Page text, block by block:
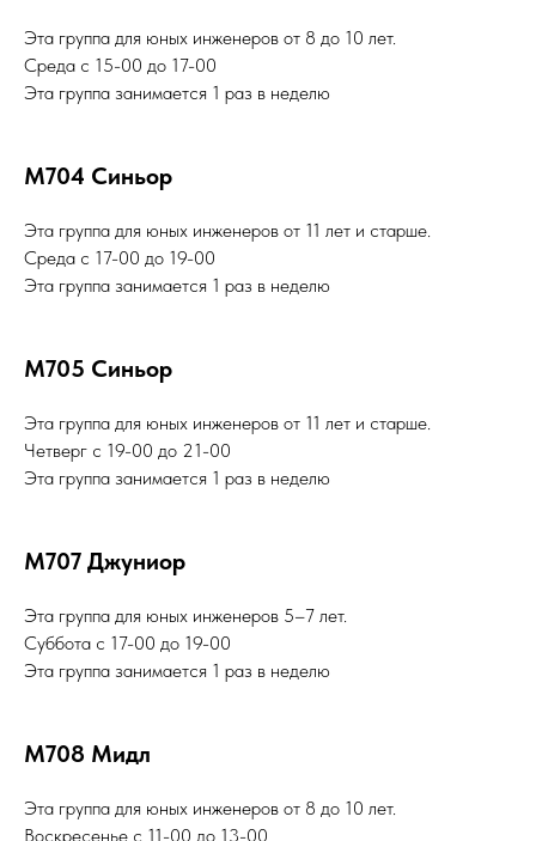
Эта группа для юных инженеров от 8 до 10 лет.
Среда с 15-00 до 17-00
Эта группа занимается 1 раз в неделю
М704 Синьор
Эта группа для юных инженеров от 11 лет и старше.
Среда с 17-00 до 19-00
Эта группа занимается 1 раз в неделю
М705 Синьор
Эта группа для юных инженеров от 11 лет и старше.
Четверг с 19-00 до 21-00
Эта группа занимается 1 раз в неделю
М707 Джуниор
Эта группа для юных инженеров 5–7 лет.
Суббота с 17-00 до 19-00
Эта группа занимается 1 раз в неделю
М708 Мидл
Эта группа для юных инженеров от 8 до 10 лет.
Воскресенье с 11-00 до 13-00